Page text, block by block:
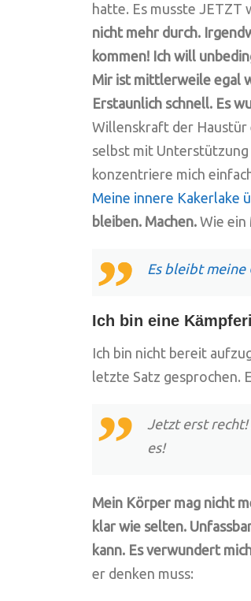
hatte. Es musste JETZT
nicht mehr durch.
kommen! Ich will
Mir ist mittlerweile egal
Erstaunlich schnell. Es
Willenskraft der Haustür
selbst mit Unterstützung
konzentriere mich
Meine innere Kakerlake
bleiben. Machen. Wie ein
Es bleibt
Ich bin eine
Ich bin nicht bereit
letzte Satz gesprochen.
Jetzt erst recht!
es!
Mein Körper mag nicht
klar wie selten.
kann. Es verwundert
er denken muss: